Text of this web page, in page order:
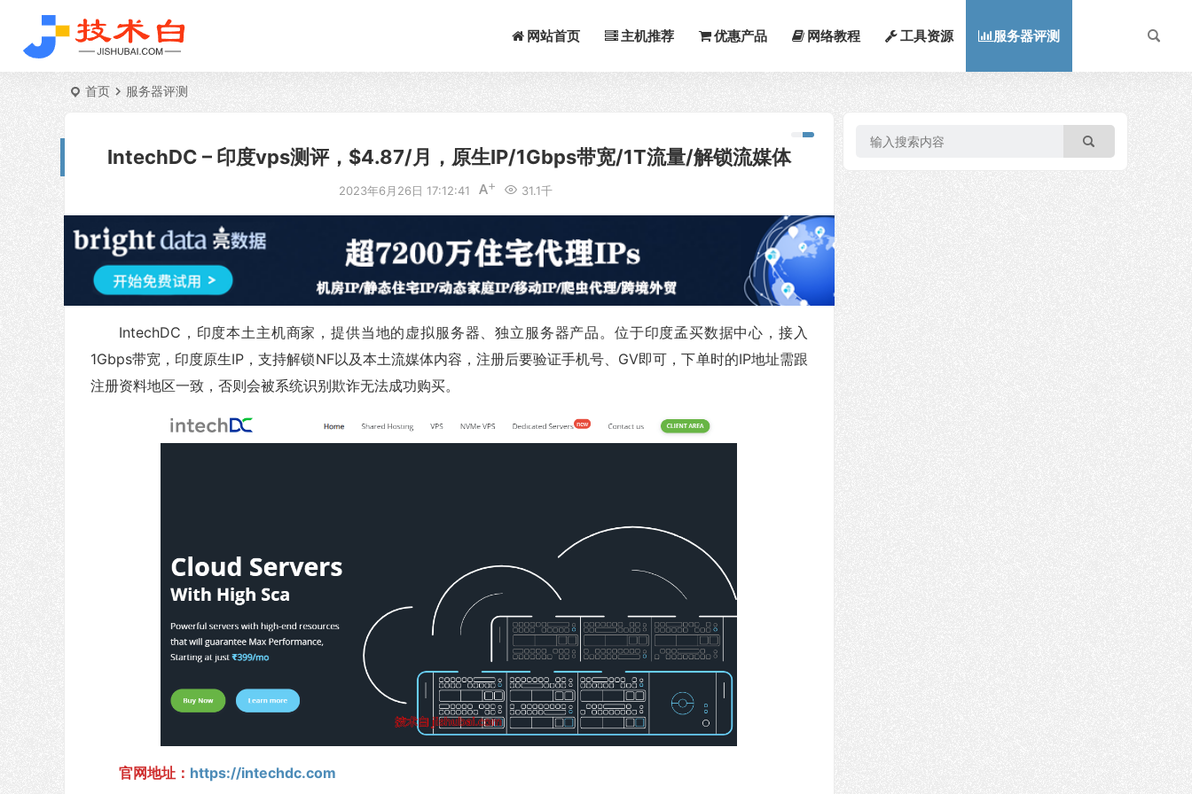
网站首页 主机推荐 优惠产品 网络教程 工具资源 服务器评测
首页 服务器评测
IntechDC – 印度vps测评，$4.87/月，原生IP/1Gbps带宽/1T流量/解锁流媒体
2023年6月26日 17:12:41 31.1千
IntechDC，印度本土主机商家，提供当地的虚拟服务器、独立服务器产品。位于印度孟买数据中心，接入
1Gbps带宽，印度原生IP，支持解锁NF以及本土流媒体内容，注册后要验证手机号、GV即可，下单时的IP地址需跟
注册资料地区一致，否则会被系统识别欺诈无法成功购买。
官网地址： https://intechdc.com